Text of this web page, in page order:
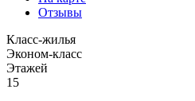
Отзывы
Класс-жилья
Эконом-класс
Этажей
15